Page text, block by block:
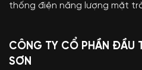
thống điện năng lượng mặt
CÔNG TY CỔ PHẦN ĐẦU
SƠN